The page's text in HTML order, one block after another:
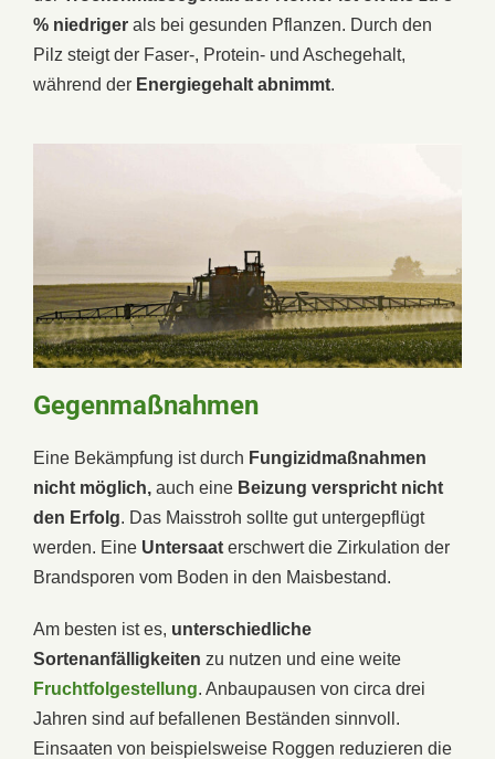
% niedriger als bei gesunden Pflanzen. Durch den
Pilz steigt der Faser-, Protein- und Aschegehalt,
während der Energiegehalt abnimmt.
Gegenmaßnahmen
Eine Bekämpfung ist durch Fungizidmaßnahmen
nicht möglich, auch eine Beizung verspricht nicht
den Erfolg. Das Maisstroh sollte gut untergepflügt
werden. Eine Untersaat erschwert die Zirkulation der
Brandsporen vom Boden in den Maisbestand.
Am besten ist es, unterschiedliche
Sortenanfälligkeiten zu nutzen und eine weite
Fruchtfolgestellung. Anbaupausen von circa drei
Jahren sind auf befallenen Beständen sinnvoll.
Einsaaten von beispielsweise Roggen reduzieren die